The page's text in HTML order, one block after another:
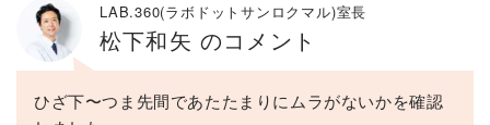
LAB.360(ラボドットサンロクマル)室長
松下和矢 のコメント
ひざ下〜つま先間であたたまりにムラがないかを確認